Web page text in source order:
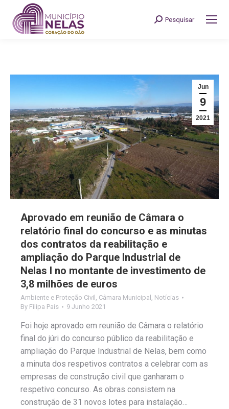
Search:
Pesquisar
Jun
9
2021
Aprovado em reunião de Câmara o
relatório final do concurso e as minutas
dos contratos da reabilitação e
ampliação do Parque Industrial de
Nelas I no montante de investimento de
3,8 milhões de euros
Ambiente e Proteção Civil , Câmara Municipal , Notícias
By Filipa Pais 9 Junho 2021
Foi hoje aprovado em reunião de Câmara o relatório
final do júri do concurso público da reabilitação e
ampliação do Parque Industrial de Nelas, bem como
a minuta dos respetivos contratos a celebrar com as
empresas de construção civil que ganharam o
respetivo concurso. As obras consistem na
construção de 31 novos lotes para instalação…